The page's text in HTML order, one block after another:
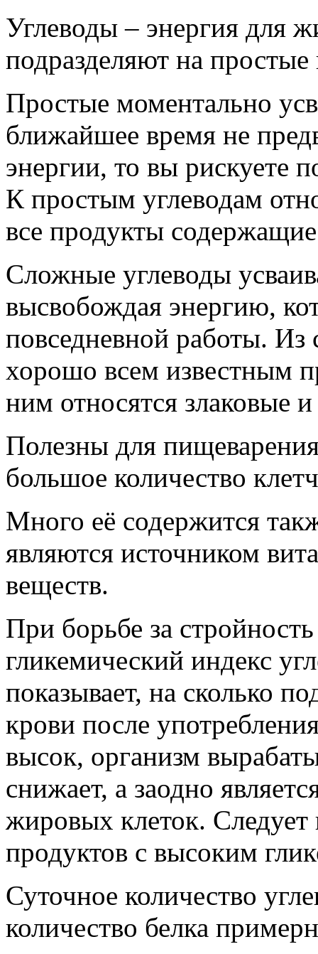
Углеводы – энергия для
подразделяют на
Простые моментально
ближайшее время не
энергии, то вы рискуете
К простым углеводам
все продукты
Сложные углеводы
высвобождая энергию,
повседневной работы. Из
хорошо всем известным
ним относятся злаковые
Полезны для
большое количество
Много её содержится
являются источником
веществ.
При борьбе за
гликемический индекс
показывает, на сколько
крови после
высок, организм
снижает, а заодно
жировых клеток.
продуктов с высоким
Суточное количество
количество белка